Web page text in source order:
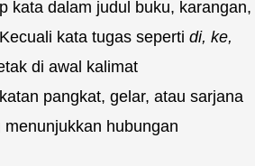
kata dalam judul buku, karangan,
kata tugas seperti di, ke,
di awal kalimat
pangkat, gelar, atau sarjana
hubungan